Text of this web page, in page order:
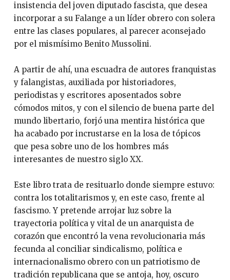
insistencia del joven diputado fascista, que desea
incorporar a su Falange a un líder obrero con solera
entre las clases populares, al parecer aconsejado
por el mismísimo Benito Mussolini.
A partir de ahí, una escuadra de autores franquistas
y falangistas, auxiliada por historiadores,
periodistas y escritores aposentados sobre
cómodos mitos, y con el silencio de buena parte del
mundo libertario, forjó una mentira histórica que
ha acabado por incrustarse en la losa de tópicos
que pesa sobre uno de los hombres más
interesantes de nuestro siglo XX.
Este libro trata de resituarlo donde siempre estuvo:
contra los totalitarismos y, en este caso, frente al
fascismo. Y pretende arrojar luz sobre la
trayectoria política y vital de un anarquista de
corazón que encontró la vena revolucionaria más
fecunda al conciliar sindicalismo, política e
internacionalismo obrero con un patriotismo de
tradición republicana que se antoja, hoy, oscuro